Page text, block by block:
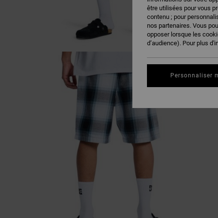
être utilisées pour vous
contenu ; pour
nos partenaires. Vous
opposer lorsque les
d’audience). Pour plus
Personnaliser